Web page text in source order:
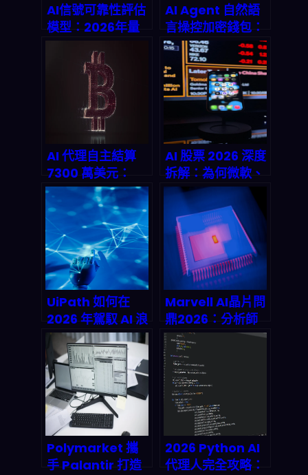
AI信號可靠性評估
模型：2026年量
化交易的下一站進
AI Agent 自然語
言操控加密錢包：
Human.tech 如
何讓人工智慧「開
口就能轉帳」
AI 代理自主結算
7300 萬美元：
Crypto Rails 如
何改寫機器經濟的
支付底層邏輯
AI 股票 2026 深度
拆解：為何微軟、
NVIDIA、
Alphabet 能在牛
市之外持續印鈔？
UiPath 如何在
2026 年駕馭 AI 浪
潮？RPA 市場
explosive
growth 背后的大
贏家
Marvell AI晶片問
鼎2026：分析師
集體升級背後的兆
級市場佈局與投資
風險預警
Polymarket 攜
手 Palantir 打造
2026 Python AI
代理人完全攻略：